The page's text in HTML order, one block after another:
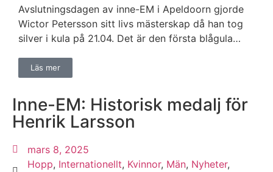
Avslutningsdagen av inne-EM i Apeldoorn gjorde
Wictor Petersson sitt livs mästerskap då han tog
silver i kula på 21.04. Det är den första blågula…
Läs mer
Inne-EM: Historisk medalj för
Henrik Larsson
mars 8, 2025
Hopp, Internationellt, Kvinnor, Män, Nyheter,